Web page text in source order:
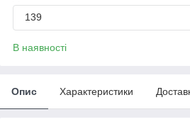
139
В наявності
Опис Характеристики